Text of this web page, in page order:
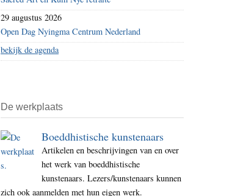
29 augustus 2026
Open Dag Nyingma Centrum Nederland
bekijk de agenda
De werkplaats
Boeddhistische kunstenaars
Artikelen en beschrijvingen van en over
het werk van boeddhistische
kunstenaars. Lezers/kunstenaars kunnen
zich ook aanmelden met hun eigen werk.